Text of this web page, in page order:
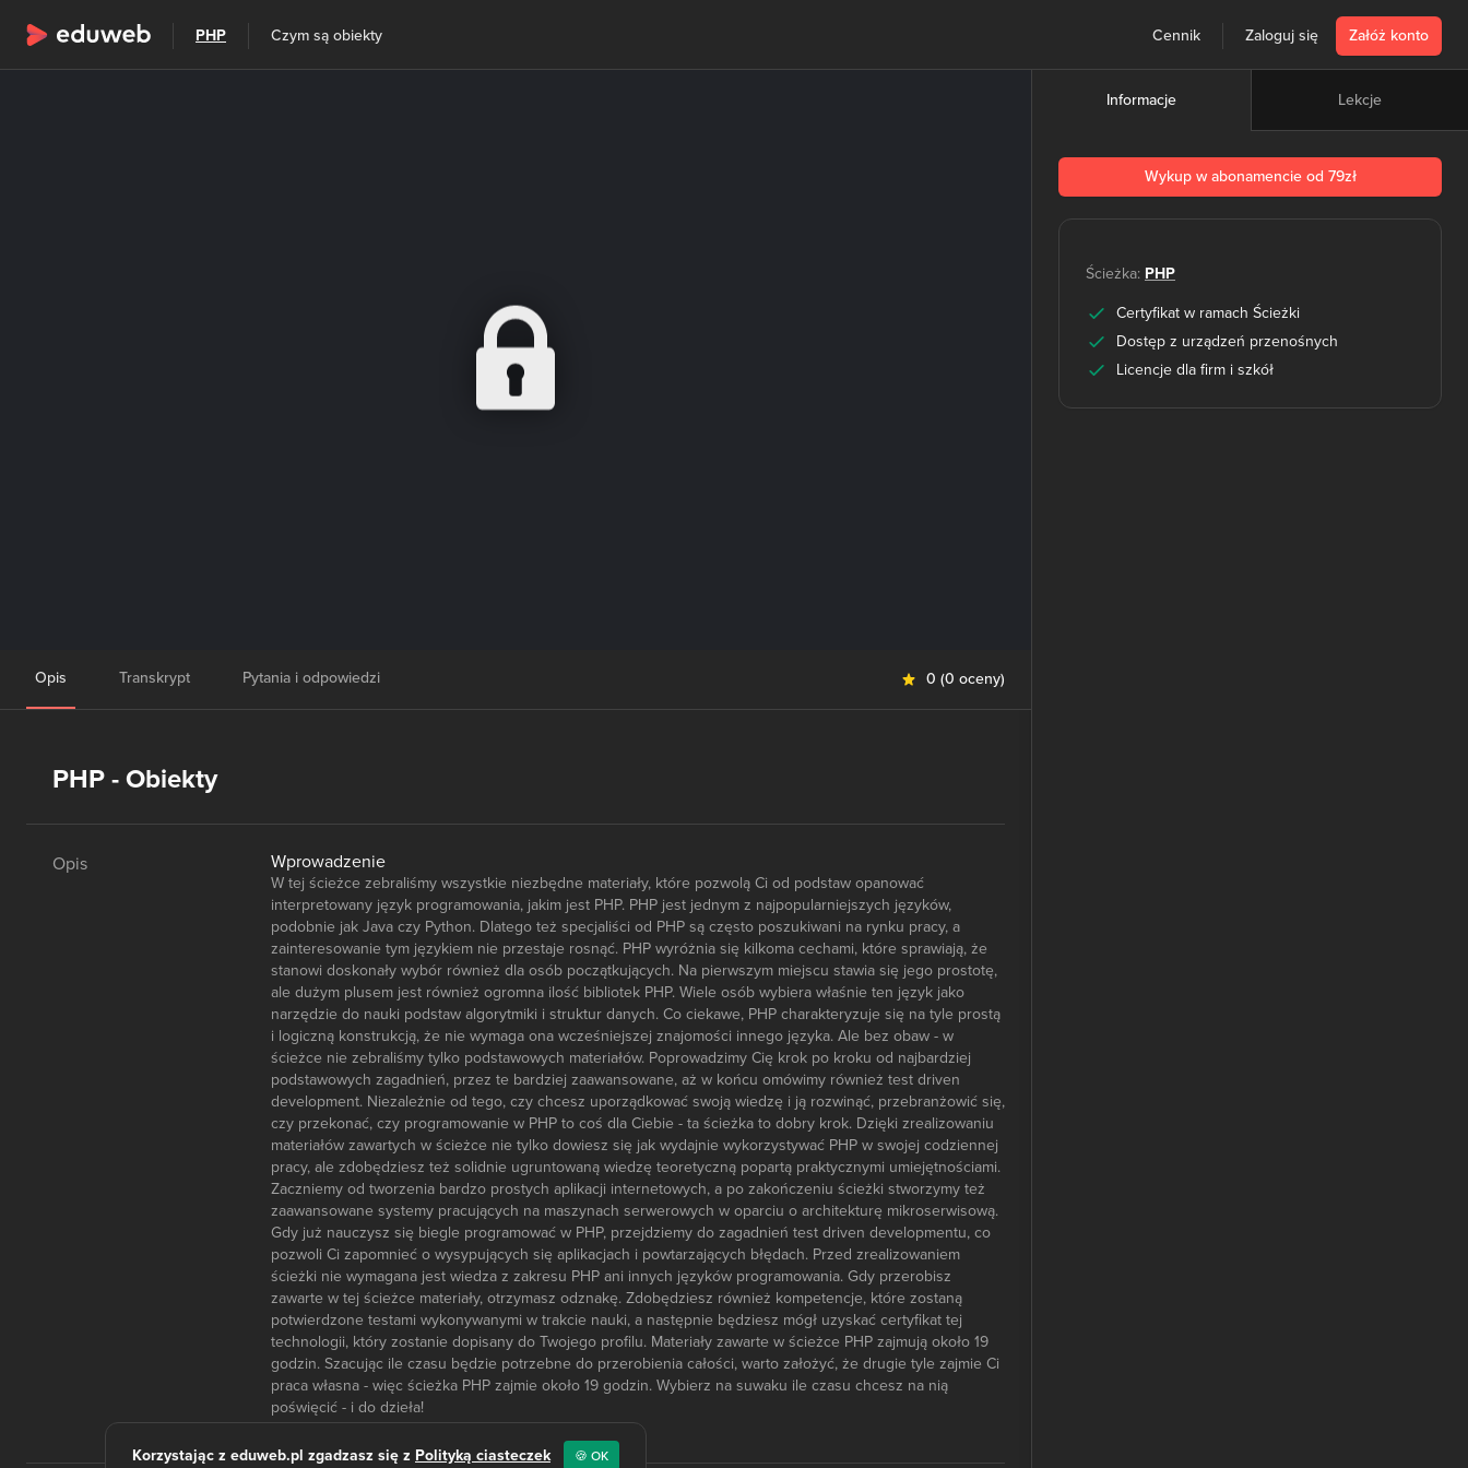
Wszystkie kategorie
PHP Czym są obiekty Cennik Zaloguj się Załóż konto
Opis Transkrypt Pytania i odpowiedzi 0 (0 oceny)
PHP - Obiekty
Opis Wprowadzenie
W tej ścieżce zebraliśmy wszystkie niezbędne materiały, które pozwolą Ci od podstaw opanować
interpretowany język programowania, jakim jest PHP. PHP jest jednym z najpopularniejszych języków,
podobnie jak Java czy Python. Dlatego też specjaliści od PHP są często poszukiwani na rynku pracy, a
zainteresowanie tym językiem nie przestaje rosnąć. PHP wyróżnia się kilkoma cechami, które sprawiają, że
stanowi doskonały wybór również dla osób początkujących. Na pierwszym miejscu stawia się jego prostotę,
ale dużym plusem jest również ogromna ilość bibliotek PHP. Wiele osób wybiera właśnie ten język jako
narzędzie do nauki podstaw algorytmiki i struktur danych. Co ciekawe, PHP charakteryzuje się na tyle prostą
i logiczną konstrukcją, że nie wymaga ona wcześniejszej znajomości innego języka. Ale bez obaw - w
ścieżce nie zebraliśmy tylko podstawowych materiałów. Poprowadzimy Cię krok po kroku od najbardziej
podstawowych zagadnień, przez te bardziej zaawansowane, aż w końcu omówimy również test driven
development. Niezależnie od tego, czy chcesz uporządkować swoją wiedzę i ją rozwinąć, przebranżowić się,
czy przekonać, czy programowanie w PHP to coś dla Ciebie - ta ścieżka to dobry krok. Dzięki zrealizowaniu
materiałów zawartych w ścieżce nie tylko dowiesz się jak wydajnie wykorzystywać PHP w swojej codziennej
pracy, ale zdobędziesz też solidnie ugruntowaną wiedzę teoretyczną popartą praktycznymi umiejętnościami.
Zaczniemy od tworzenia bardzo prostych aplikacji internetowych, a po zakończeniu ścieżki stworzymy też
zaawansowane systemy pracujących na maszynach serwerowych w oparciu o architekturę mikroserwisową.
Gdy już nauczysz się biegle programować w PHP, przejdziemy do zagadnień test driven developmentu, co
pozwoli Ci zapomnieć o wysypujących się aplikacjach i powtarzających błędach. Przed zrealizowaniem
ścieżki nie wymagana jest wiedza z zakresu PHP ani innych języków programowania. Gdy przerobisz
zawarte w tej ścieżce materiały, otrzymasz odznakę. Zdobędziesz również kompetencje, które zostaną
potwierdzone testami wykonywanymi w trakcie nauki, a następnie będziesz mógł uzyskać certyfikat tej
technologii, który zostanie dopisany do Twojego profilu. Materiały zawarte w ścieżce PHP zajmują około 19
godzin. Szacując ile czasu będzie potrzebne do przerobienia całości, warto założyć, że drugie tyle zajmie Ci
praca własna - więc ścieżka PHP zajmie około 19 godzin. Wybierz na suwaku ile czasu chcesz na nią
poświęcić - i do dzieła!
Informacje Lekcje
Wykup w abonamencie od 79zł
Ścieżka: PHP
Certyfikat w ramach Ścieżki
Dostęp z urządzeń przenośnych
Licencje dla firm i szkół
Korzystając z eduweb.pl zgadzasz się z Polityką ciasteczek 🍪 OK